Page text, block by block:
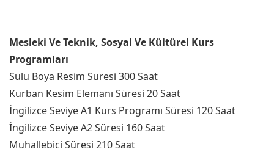
Mesleki Ve Teknik, Sosyal Ve Kültürel Kurs
Programları
Sulu Boya Resim Süresi 300 Saat
Kurban Kesim Elemanı Süresi 20 Saat
İngilizce Seviye A1 Kurs Programı Süresi 120 Saat
İngilizce Seviye A2 Süresi 160 Saat
Muhallebici Süresi 210 Saat